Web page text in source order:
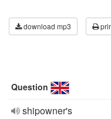
download mp3
Question
shipowner's